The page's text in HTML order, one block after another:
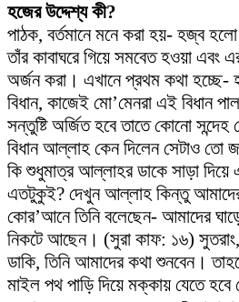
হজের উদ্দেশ্য কী?
পাঠক, বর্তমানে মনে করা হয়- হজ্ব
তাঁর কাবাঘরে গিয়ে সমবেত হওয়া এবং
অর্জন করা। এখানে প্রথম কথা হচ্ছে-
বিধান, কাজেই মো’মেনরা এই বিধান
সন্তুষ্টি অর্জিত হবে তাতে কোনো
বিধান আল্লাহ কেন দিলেন সেটাও তো
কি শুধুমাত্র আল্লাহর ডাকে সাড়া
এতটুকুই? দেখুন আল্লাহ কিন্তু
কোর’আনে তিনি বলেছেন- আমাদের
নিকটে আছেন। (সুরা কাফ: ১৬)
ডাকি, তিনি আমাদের কথা শুনবেন।
মাইল পথ পাড়ি দিয়ে মক্কায় যেতে হবে